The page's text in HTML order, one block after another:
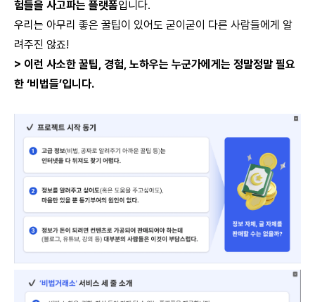
험들을 사고파는 플랫폼입니다.
우리는 아무리 좋은 꿀팁이 있어도 굳이굳이 다른 사람들에게 알
려주진 않죠!
> 이런 사소한 꿀팁, 경험, 노하우는 누군가에게는 정말정말 필요
한 ‘비법들’입니다.